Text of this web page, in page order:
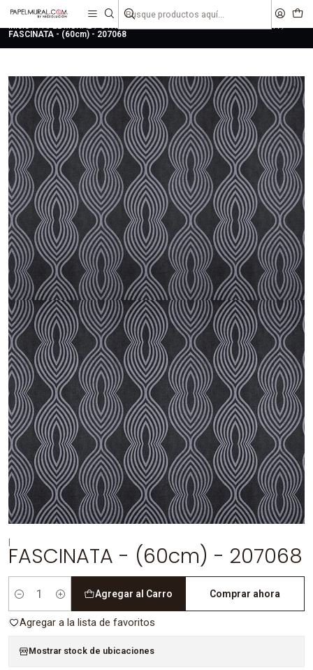
liquidaciones
Inicio PAPEL MURAL OTRAS COLECCIONES
FASCINATA
FASCINATA - (60cm) - 207068
|FASCINATA - (60cm) - 207068
Cantidad
Agregar al Carro Comprar ahora
Agregar a la lista de favoritos
Mostrar stock de ubicaciones